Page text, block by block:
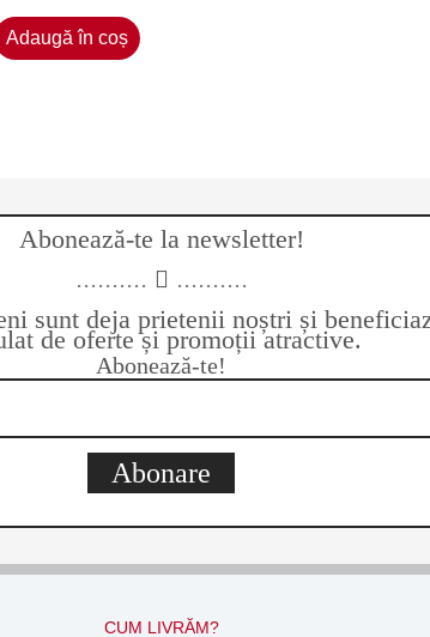
Adaugă în coș
Abonează-te la newsletter!
..........
..........
sunt deja prietenii noștri și
de oferte și promoții atractive.
Abonează-te!
Abonare
CUM LIVRĂM?